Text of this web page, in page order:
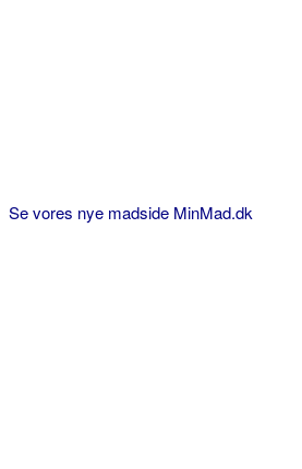
Se vores nye madside MinMad.dk